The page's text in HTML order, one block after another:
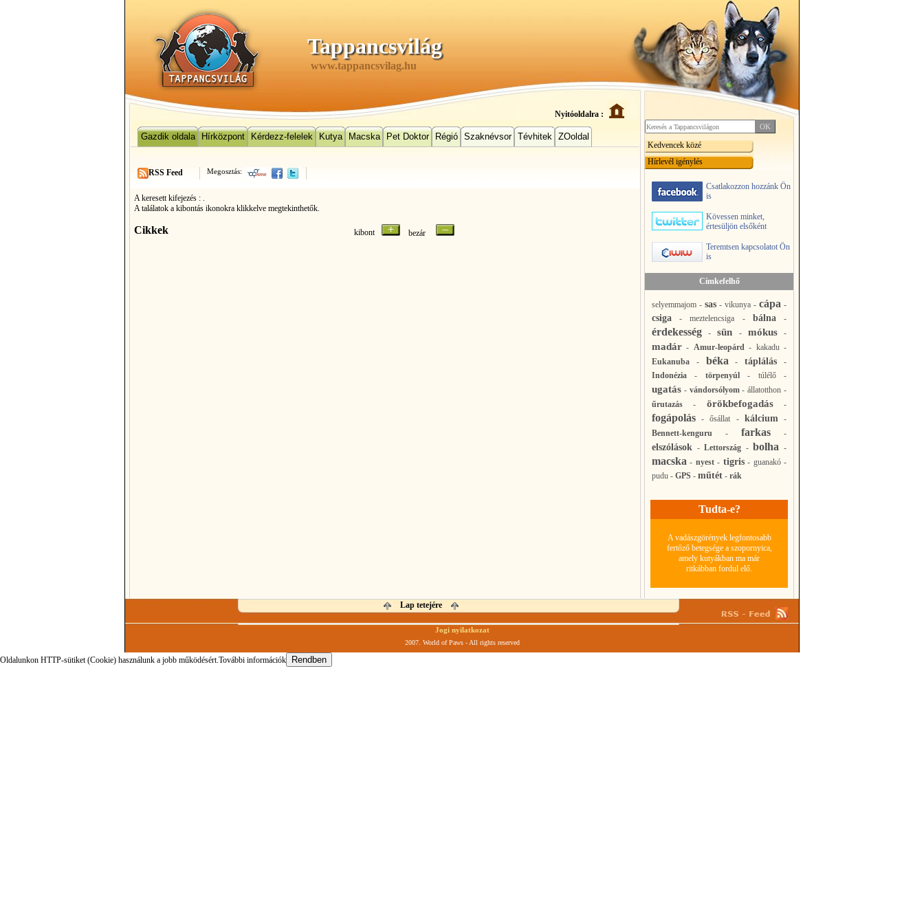
Tappancsvilág
www.tappancsvilag.hu
Nyitóoldalra :
Gazdik oldala Hírközpont Kérdezz-felelek Kutya Macska Pet Doktor Régió Szaknévsor Tévhitek ZOoldal
Megosztás:
RSS Feed
A keresett kifejezés : .
A találatok a kibontás ikonokra klikkelve megtekinthetők.
Cikkek kibont bezár
Kedvencek közé
Hírlevél igénylés
Csatlakozzon hozzánk Ön
is
Kövessen minket,
értesüljön elsőként
Teremtsen kapcsolatot Ön
is
Címkefelhő
selyemmajom - sas - vikunya - cápa -
csiga -meztelencsiga - bálna-
érdekesség -sün - mókus-
madár - Amur-leopárd- kakadu-
Eukanuba - béka-táplálás -
Indonézia - törpenyúl- túlélő-
ugatás - vándorsólyom-állatotthon -
űrutazás - örökbefogadás-
fogápolás -ősállat - kálcium-
Bennett-kenguru - farkas -
elszólások -Lettország - bolha -
macska - nyest- tigris- guanakó-
pudu - GPS - műtét - rák
Tudta-e?
A vadászgörények legfontosabb
fertőző betegsége a szopornyica,
amely kutyákban ma már
ritkábban fordul elő.
Lap tetejére
Jogi nyilatkozat
2007. World of Paws - All rights reserved
Oldalunkon HTTP-sütiket (Cookie) használunk a jobb működésért.További információk